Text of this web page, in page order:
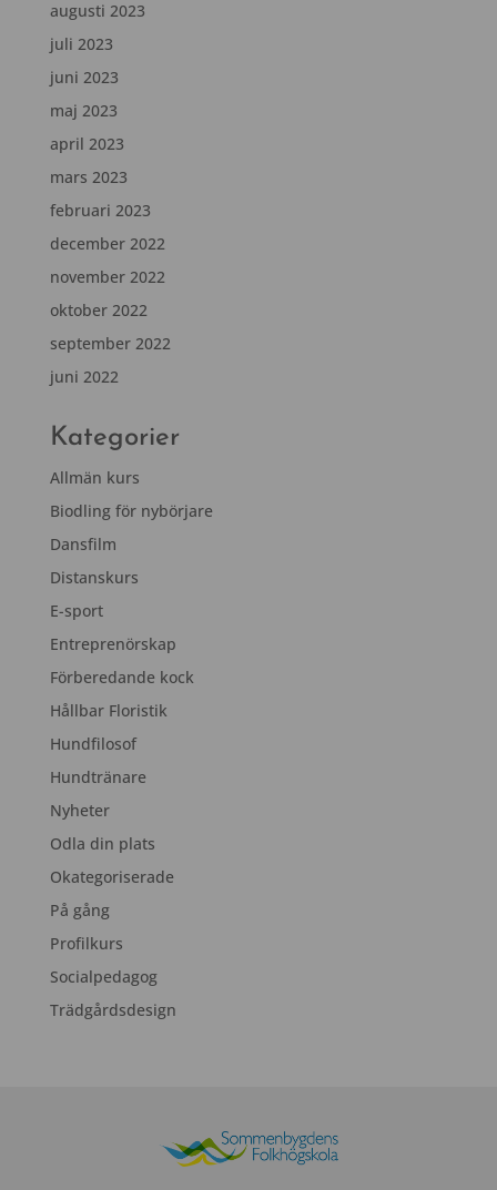
augusti 2023
juli 2023
juni 2023
maj 2023
april 2023
mars 2023
februari 2023
december 2022
november 2022
oktober 2022
september 2022
juni 2022
Kategorier
Allmän kurs
Biodling för nybörjare
Dansfilm
Distanskurs
E-sport
Entreprenörskap
Förberedande kock
Hållbar Floristik
Hundfilosof
Hundtränare
Nyheter
Odla din plats
Okategoriserade
På gång
Profilkurs
Socialpedagog
Trädgårdsdesign